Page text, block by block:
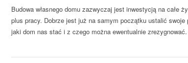
Budowa własnego domu zazwyczaj jest inwestycją na całe
plus pracy. Dobrze jest już na samym początku ustalić
jaki dom nas stać i z czego można ewentualnie